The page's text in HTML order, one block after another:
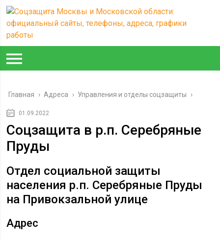
Главная › Адреса › Управления и отделы соцзащиты ›
01.09.2022
Соцзащита в р.п. Серебряные
Пруды
Отдел социальной защиты
населения р.п. Серебряные Пруды
на Привокзальной улице
Адрес